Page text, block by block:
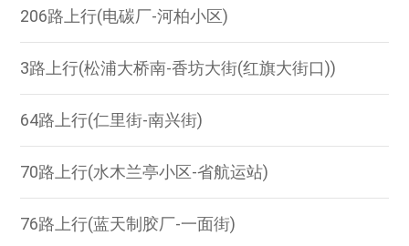
206路上行(电碳厂-河柏小区)
3路上行(松浦大桥南-香坊大街(红旗大街口))
64路上行(仁里街-南兴街)
70路上行(水木兰亭小区-省航运站)
76路上行(蓝天制胶厂-一面街)